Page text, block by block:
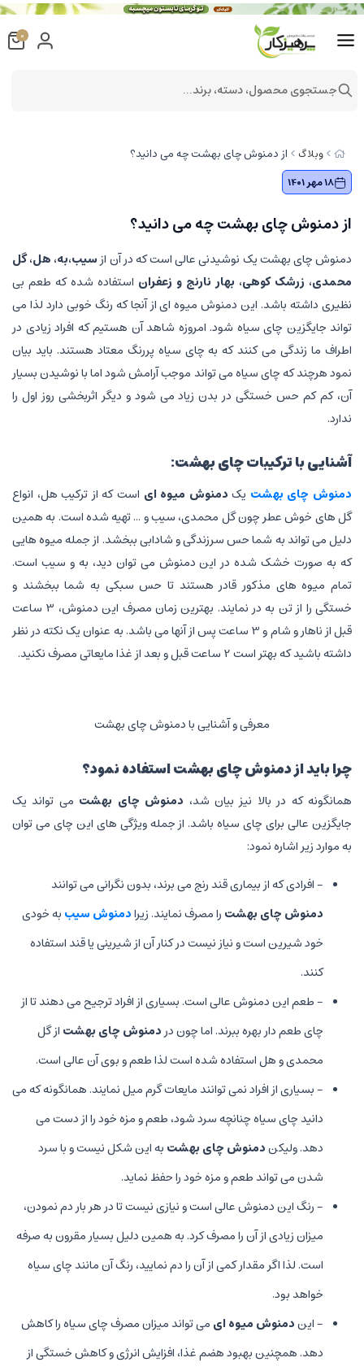
وبلاگ از دمنوش چای بهشت چه می دانید؟
18 مهر 1401
از دمنوش چای بهشت چه می دانید؟
دمنوش چای بهشت یک نوشیدنی عالی است که در آن ازسیب،به، هل، گل
محمدی، زرشک کوهی، بهار نارنج و زعفران استفاده شده که طعم بی
نظیری داشته باشد. این دمنوش میوه ای از آنجا که رنگ خوبی دارد لذا می
تواند جایگزین چای سیاه شود. امروزه شاهد آن هستیم که افراد زیادی در
اطراف ما زندگی می کنند که به چای سیاه پررنگ معتاد هستند. باید بیان
نمود هرچند که چای سیاه می تواند موجب آرامش شود اما با نوشیدن بسیار
آن، کم کم حس خستگی در بدن زیاد می شود و دیگر اثربخشی روز اول را
ندارد.
آشنایی با ترکیباتچای بهشت:
دمنوش چای بهشت یک دمنوش میوه ای است که از ترکیب هل، انواع
گل های خوش عطر چون گل محمدی، سیب و ... تهیه شده است. به همین
دلیل می تواند به شما حس سرزندگی و شادابی ببخشد. از جمله میوه هایی
که به صورت خشک شده در این دمنوش می توان دید، به و سیب است.
تمام میوه های مذکور قادر هستند تا حس سبکی به شما ببخشند و
خستگی را از تن به در نمایند. بهترین زمان مصرف این دمنوش، 3 ساعت
قبل از ناهار و شام و 3 ساعت پس از آنها می باشد. به عنوان یک نکته در نظر
داشته باشید که بهتر است 2 ساعت قبل و بعد از غذا مایعاتی مصرف نکنید.
معرفی و آشنایی با دمنوش چای بهشت
چرا باید ازدمنوش چای بهشتاستفاده نمود؟
همانگونه که در بالا نیز بیان شد، دمنوش چای بهشت می تواند یک
جایگزین عالی برای چای سیاه باشد. از جمله ویژگی های این چای می توان
به موارد زیر اشاره نمود:
- افرادی که از بیماری قند رنج می برند، بدون نگرانی می توانند
دمنوش چای بهشت را مصرف نمایند. زیرادمنوش سیب به خودی
خود شیرین است و نیاز نیست در کنار آن از شیرینی یا قند استفاده
کنند.
- طعم این دمنوش عالی است. بسیاری از افراد ترجیح می دهند تا از
چای طعم دار بهره ببرند. اما چون دردمنوش چای بهشت از گل
محمدی و هل استفاده شده است لذا طعم و بوی آن عالی است.
- بسیاری از افراد نمی توانند مایعات گرم میل نمایند. همانگونه که می
دانید چای سیاه چنانچه سرد شود، طعم و مزه خود را از دست می
دهد. ولیکندمنوش چای بهشت به این شکل نیست و با سرد
شدن می تواند طعم و مزه خود را حفظ نماید.
- رنگ این دمنوش عالی است و نیازی نیست تا در هر بار دم نمودن،
میزان زیادی از آن را مصرف کرد. به همین دلیل بسیار مقرون به صرفه
است. لذا اگر مقدار کمی از آن را دم نمایید، رنگ آن مانند چای سیاه
خواهد بود.
- ایندمنوش میوه ای می تواند میزان مصرف چای سیاه را کاهش
دهد. همچنین بهبود هضم غذا، افزایش انرژی و کاهش خستگی از
0
جستجوی محصول، دسته، برند...